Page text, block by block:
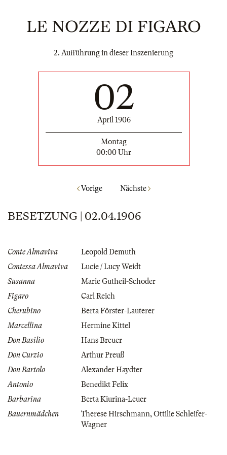
LE NOZZE DI FIGARO
2. Aufführung in dieser Inszenierung
02
April 1906
Montag
00:00 Uhr
Vorige Nächste
BESETZUNG | 02.04.1906
Conte Almaviva
Leopold Demuth
Contessa Almaviva
Lucie / Lucy Weidt
Susanna
Marie Gutheil-Schoder
Figaro
Carl Reich
Cherubino
Berta Förster-Lauterer
Marcellina
Hermine Kittel
Don Basilio
Hans Breuer
Don Curzio
Arthur Preuß
Don Bartolo
Alexander Haydter
Antonio
Benedikt Felix
Barbarina
Berta Kiurina-Leuer
Bauernmädchen
Therese Hirschmann,Ottilie Schleifer-
Wagner